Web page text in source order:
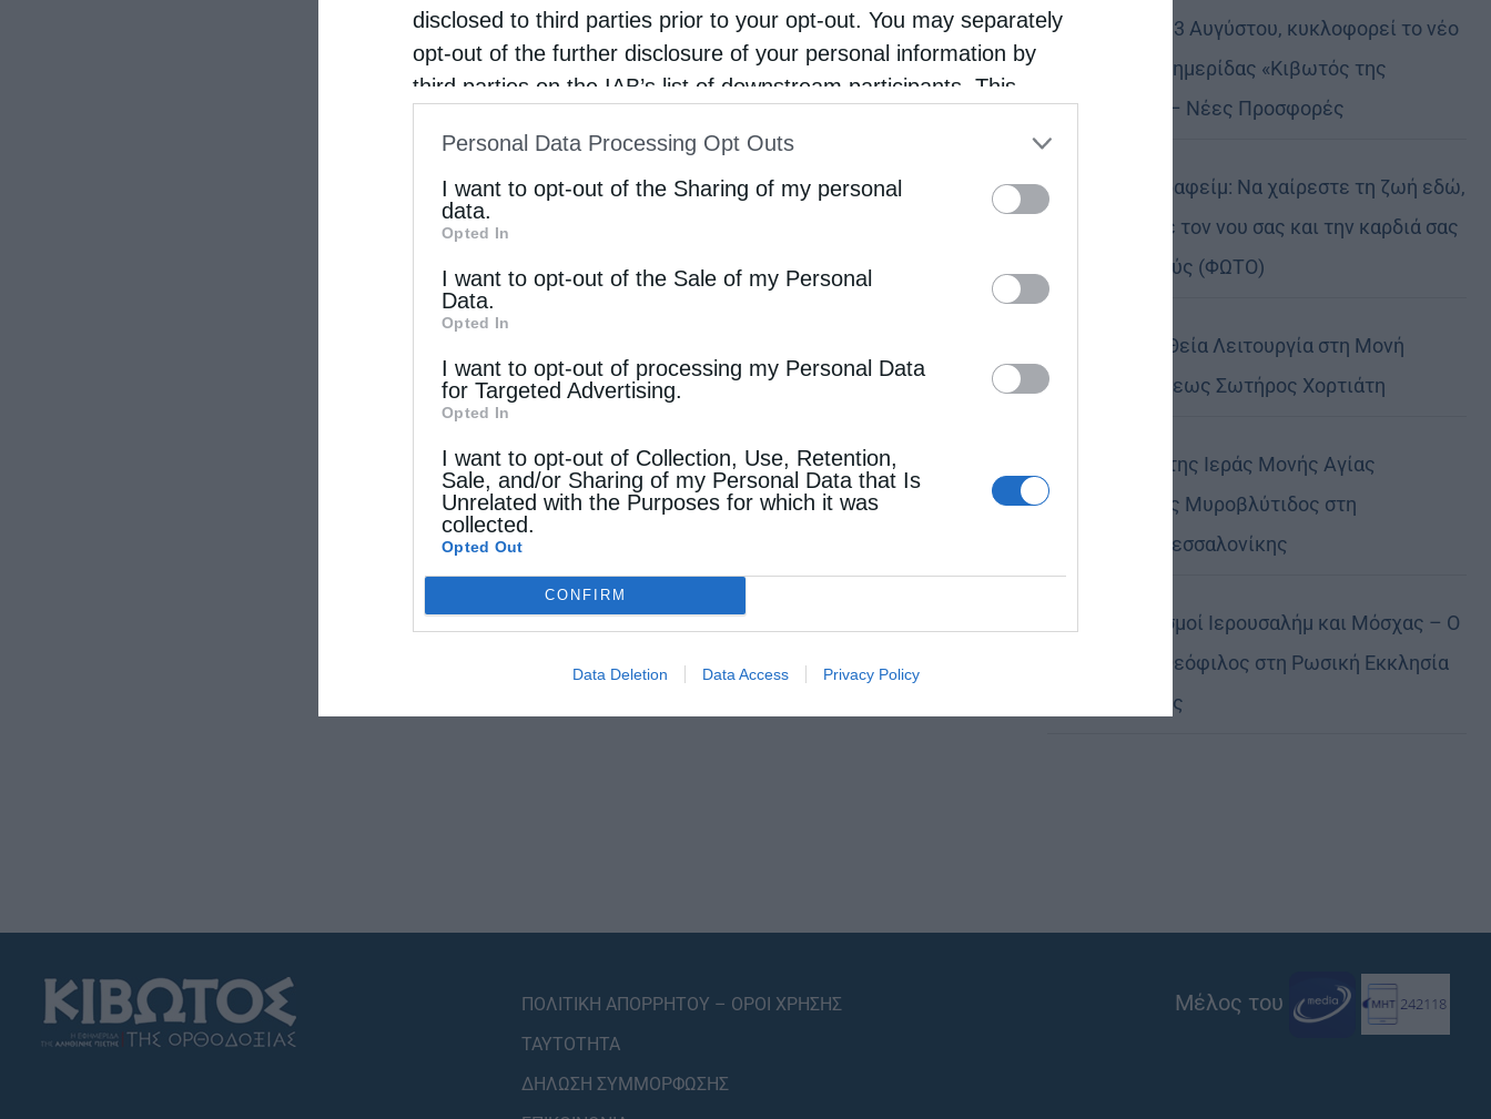
disclosed to third parties prior to your opt-out. You may separately
opt-out of the further disclosure of your personal information by
third parties on the IAB’s list of downstream participants. This
IAB’s List of Downstream Participantsthat may further disclose it to
other third parties.
Personal Data Processing Opt Outs
I want to opt-out of the Sharing of my personal
data.
Opted In
I want to opt-out of the Sale of my Personal
Data.
Opted In
I want to opt-out of processing my Personal Data
for Targeted Advertising.
Opted In
I want to opt-out of Collection, Use, Retention,
Sale, and/or Sharing of my Personal Data that Is
Unrelated with the Purposes for which it was
collected.
Opted Out
CONFIRM
Data Deletion Data Access Privacy Policy
Την Πέμπτη, 13 Αυγύστου, κυκλοφορεί το νέο
φύλλο της Εφημερίδας «Κιβωτός της
Ορθοδοξίας» – Νέες Προσφορές
Πειραιώς Σεραφείμ: Να χαίρεστε τη ζωή εδώ,
αλλά να έχετε τον νου σας και την καρδιά σας
στους ουρανούς (ΦΩΤΟ)
Αρχιερατική Θεία Λειτουργία στη Μονή
Μεταμορφώσεως Σωτήρος Χορτιάτη
Η Πανήγυρις της Ιεράς Μονής Αγίας
Θεοδώρας της Μυροβλύτιδος στη
Μητρόπολη Θεσσαλονίκης
Ισχυροί οι δεσμοί Ιερουσαλήμ και Μόσχας – Ο
Πατριάρχης Θεόφιλος στη Ρωσική Εκκλησία
της Διασποράς
ΠΟΛΙΤΙΚΗ ΑΠΟΡΡΗΤΟΥ – ΟΡΟΙ ΧΡΗΣΗΣ
ΤΑΥΤΟΤΗΤΑ
ΔΗΛΩΣΗ ΣΥΜΜΟΡΦΩΣΗΣ
Μέλος του